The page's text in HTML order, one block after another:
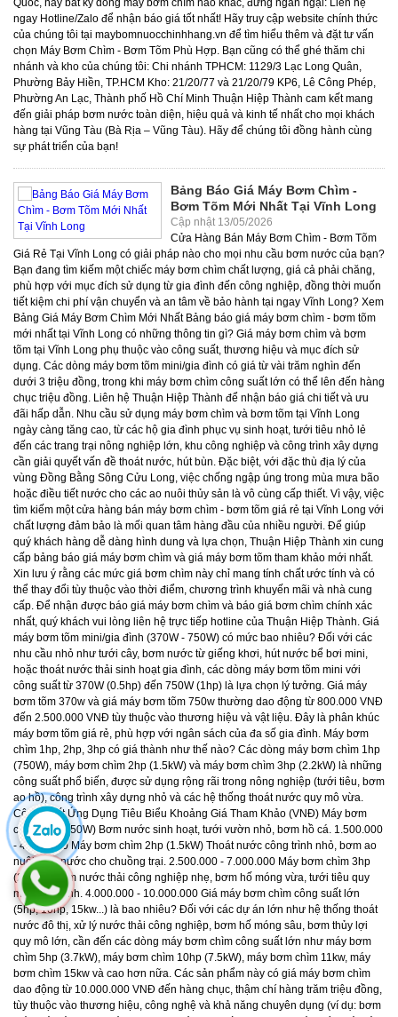
Bảng Báo Giá Máy Bơm Chìm -
Bơm Tõm Mới Nhất Tại Vĩnh Long
Cập nhật 13/05/2026
Cửa Hàng Bán Máy Bơm Chìm - Bơm Tõm Giá Rẻ Tại Vĩnh Long có giải pháp nào cho mọi nhu cầu bơm nước của bạn? Bạn đang tìm kiếm một chiếc máy bơm chìm chất lượng, giá cả phải chăng, phù hợp với mục đích sử dụng từ gia đình đến công nghiệp, đồng thời muốn tiết kiệm chi phí vận chuyển và an tâm về bảo hành tại ngay Vĩnh Long? Xem Bảng Giá Máy Bơm Chìm Mới Nhất Bảng báo giá máy bơm chìm - bơm tõm mới nhất tại Vĩnh Long có những thông tin gì? Giá máy bơm chìm và bơm tõm tại Vĩnh Long phụ thuộc vào công suất, thương hiệu và mục đích sử dụng. Các dòng máy bơm tõm mini/gia đình có giá từ vài trăm nghìn đến dưới 3 triệu đồng, trong khi máy bơm chìm công suất lớn có thể lên đến hàng chục triệu đồng. Liên hệ Thuận Hiệp Thành để nhận báo giá chi tiết và ưu đãi hấp dẫn. Nhu cầu sử dụng máy bơm chìm và bơm tõm tại Vĩnh Long ngày càng tăng cao, từ các hộ gia đình phục vụ sinh hoạt, tưới tiêu nhỏ lẻ đến các trang trại nông nghiệp lớn, khu công nghiệp và công trình xây dựng cần giải quyết vấn đề thoát nước, hút bùn. Đặc biệt, với đặc thù địa lý của vùng Đồng Bằng Sông Cửu Long, việc chống ngập úng trong mùa mưa bão hoặc điều tiết nước cho các ao nuôi thủy sản là vô cùng cấp thiết. Vì vậy, việc tìm kiếm một cửa hàng bán máy bơm chìm - bơm tõm giá rẻ tại Vĩnh Long với chất lượng đảm bảo là mối quan tâm hàng đầu của nhiều người. Để giúp quý khách hàng dễ dàng hình dung và lựa chọn, Thuận Hiệp Thành xin cung cấp bảng báo giá máy bơm chìm và giá máy bơm tõm tham khảo mới nhất. Xin lưu ý rằng các mức giá bơm chìm này chỉ mang tính chất ước tính và có thể thay đổi tùy thuộc vào thời điểm, chương trình khuyến mãi và nhà cung cấp. Để nhận được báo giá máy bơm chìm và báo giá bơm chìm chính xác nhất, quý khách vui lòng liên hệ trực tiếp hotline của Thuận Hiệp Thành. Giá máy bơm tõm mini/gia đình (370W - 750W) có mức bao nhiêu? Đối với các nhu cầu nhỏ như tưới cây, bơm nước từ giếng khơi, hút nước bể bơi mini, hoặc thoát nước thải sinh hoạt gia đình, các dòng máy bơm tõm mini với công suất từ 370W (0.5hp) đến 750W (1hp) là lựa chọn lý tưởng. Giá máy bơm tõm 370w và giá máy bơm tõm 750w thường dao động từ 800.000 VNĐ đến 2.500.000 VNĐ tùy thuộc vào thương hiệu và vật liệu. Đây là phân khúc máy bơm tõm giá rẻ, phù hợp với ngân sách của đa số gia đình. Máy bơm chìm 1hp, 2hp, 3hp có giá thành như thế nào? Các dòng máy bơm chìm 1hp (750W), máy bơm chìm 2hp (1.5kW) và máy bơm chìm 3hp (2.2kW) là những công suất phổ biến, được sử dụng rộng rãi trong nông nghiệp (tưới tiêu, bơm ao hồ), công trình xây dựng nhỏ và các hệ thống thoát nước quy mô vừa. Công Suất Ứng Dụng Tiêu Biểu Khoảng Giá Tham Khảo (VNĐ) Máy bơm chìm 1hp (750W) Bơm nước sinh hoạt, tưới vườn nhỏ, bơm hồ cá. 1.500.000 - 4.000.000 Máy bơm chìm 2hp (1.5kW) Thoát nước công trình nhỏ, bơm ao nuôi, cấp nước cho chuồng trại. 2.500.000 - 7.000.000 Máy bơm chìm 3hp (2.2kW) Bơm nước thải công nghiệp nhẹ, bơm hố móng vừa, tưới tiêu quy mô trung bình. 4.000.000 - 10.000.000 Giá máy bơm chìm công suất lớn (5hp, 10hp, 15kw...) là bao nhiêu? Đối với các dự án lớn như hệ thống thoát nước đô thị, xử lý nước thải công nghiệp, bơm hố móng sâu, bơm thủy lợi quy mô lớn, cần đến các dòng máy bơm chìm công suất lớn như máy bơm chìm 5hp (3.7kW), máy bơm chìm 10hp (7.5kW), máy bơm chìm 11kw, máy bơm chìm 15kw và cao hơn nữa. Các sản phẩm này có giá máy bơm chìm dao động từ 10.000.000 VNĐ đến hàng chục, thậm chí hàng trăm triệu đồng, tùy thuộc vào thương hiệu, công nghệ và khả năng chuyên dụng (ví dụ: bơm chìm hút bùn, bơm chìm lưu lượng lớn). Lưu ý quan trọng: Các mức giá máy bơm chìm trên chỉ mang tính chất tham khảo. Để có giá bơm chìm chính xác và các chương trình ưu đãi đặc biệt dành cho khách hàng tại Vĩnh Long, quý khách vui lòng liên hệ trực tiếp hotline của Thuận Hiệp Thành. Chúng tôi cam kết cung cấp sản phẩm chính hãng với giá máy bơm chìm tốt nhất thị trường. Máy bơm chìm phổ biến trên thị trường được phân loại như thế nào? Máy bơm chìm được phân loại chủ yếu theo nguồn điện (1 pha, 3 pha), mục đích sử dụng (gia đình, công nghiệp, hút bùn, giếng khoan) và đặc điểm cấu tạo (có phao, cánh cắt, Inox). Mỗi loại có ứng dụng riêng biệt, từ bơm thoát nước thải sinh hoạt đến xử lý nước thải công nghiệp nặng. Để lựa chọn được máy bơm chìm loại nào tốt và phù hợp nhất, việc hiểu rõ các phân loại chính trên thị trường là rất quan trọng. Thuận Hiệp Thành sẽ giúp quý khách hàng tại Vĩnh Long nắm bắt các đặc điểm cơ bản của từng loại máy bơm chìm, từ đó đưa ra quyết định mua máy bơm chìm hiệu quả. Bơm tõm gia đình (1 pha - 220V) có những đặc điểm gì nổi bật? Bơm tõm 1 pha hay bơm chìm 220v là dòng máy phổ biến nhất cho các hộ gia đình và nhu cầu sử dụng nhỏ lẻ. Chúng thường có công suất từ 0.5hp đến 2hp (máy bơm tõm 370w, máy bơm tõm 750w, máy bơm tõm 1.5kw). Ứng dụng thực tế: Dùng để tưới cây, hút nước từ bể ngầm, hồ chứa, bơm thoát nước tầng hầm bị ngập, bơm nước sạch cho sinh hoạt, hoặc bơm nước cho các ao nuôi cá cảnh nhỏ. Một số dòng bơm chìm 220v công suất lớn hơn (ví dụ máy bơm chìm 1 pha công suất lớn lên đến 1.5kW, 2.2kW) có thể dùng để bơm nước thải sinh hoạt cho các khu dân cư nhỏ. Ưu điểm: Dễ lắp đặt, sử dụng nguồn điện dân dụng 220V, giá thành phải chăng (máy bơm tõm giá rẻ), kích thước nhỏ gọn (máy bơm tõm mini). Nhiều mẫu bơm tõm có phao tự động giúp bảo vệ máy khi cạn nước. Máy bơm chìm công nghiệp (3 pha - 380V) được dùng ở đâu tại Vĩnh Long? Các dòng bơm chìm 3 pha hay bơm chìm 380V được thiết kế cho các ứng dụng nặng, liên tục và yêu cầu công suất cao tại các nhà máy, khu công nghiệp, khu chế xuất tại Vĩnh Long. Chúng có dải công suất rộng, từ 3hp (bơm tõm 2.2kw) đến máy bơm chìm 11kw, máy bơm chìm 15kw và thậm chí lớn hơn. Ứng dụng thực tế: Bơm thoát nước thải công nghiệp (bơm chìm nước thải 3 pha), bơm nước làm mát, bơm xử lý hóa chất (với vật liệu đặc biệt), bơm nước cho hệ thống phòng cháy chữa cháy, bơm nước cho các công trình xây dựng lớn, khu đô thị mới. Ưu điểm: Hiệu suất cao, hoạt động bền bỉ, khả năng chịu tải lớn, tuổi thọ cao. Thường được làm từ vật liệu chắc chắn như gang đúc, Inox, đảm bảo độ bền trong môi trường khắc nghiệt. Máy bơm chìm hút bùn và nước thải có đặc điểm gì đặc biệt? Đây là loại máy bơm chìm chuyên dụng, được thiết kế để xử lý các loại chất lỏng có lẫn tạp chất rắn, bùn, rác thải. Chúng thường có cấu tạo đặc biệt với cánh quạt được gia cố hoặc tích hợp tính năng bơm chìm cánh cắt (cắt rác). Ứng dụng thực tế: Bơm chìm hút bùn đặc từ ao hồ, kênh mương, hố ga; bơm chìm nước thải sinh hoạt và công nghiệp; máy bơm chìm hố móng công trình xây dựng để loại bỏ bùn đất, nước mưa; bơm xử lý chất thải trong các nhà máy. Tại Vĩnh Long, các trang trại nuôi trồng thủy sản rất cần loại máy này để hút bùn đáy ao. Ưu điểm: Khả năng xử lý chất rắn vượt trội, chống tắc nghẽn hiệu quả, độ bền cao trong môi trường ăn mòn. Có cả loại bơm chìm nước thải 1 pha và 3 pha. Máy bơm chìm hỏa tiễn (Bơm giếng khoan) được dùng cho mục đích nào? Bơm chìm hỏa tiễn hay bơm chìm giếng khoan là loại máy bơm có hình dáng thon dài, được thiết kế để đặt sâu trong các giếng khoan, giúp hút nước từ mạch nước ngầm và đẩy lên cao. Chúng thường là loại bơm chìm đa tầng cánh để tạo ra cột áp lớn. Ứng dụng thực tế: Cung cấp nước sinh hoạt cho các khu dân cư, biệt thự, nhà vườn không có nguồn nước máy; cấp nước cho nông nghiệp quy mô lớn từ giếng khoan sâu; cấp nước cho các khu công nghiệp, nhà máy. Tại Vĩnh Long, nhiều hộ dân và trang trại sử dụng máy bơm tõm giếng khoan để khai thác nguồn nước ngầm. Ưu điểm: Khả năng đẩy nước lên độ cao lớn, hoạt động êm ái, tiết kiệm không gian, hiệu suất cao. Xem Bảng Giá Máy Bơm Chìm Mới Nhất Top các thương hiệu máy bơm chìm tốt nhất hiện nay là gì? Các thương hiệu máy bơm chìm hàng đầu hiện nay bao gồm Pentax, Ebara (Ý) cho phân khúc cao cấp; Tsurumi (Nhật Bản) chuyên nước thải công nghiệp; APP, NTP, HCP (Đài Loan) chất lượng ổn định, giá tầm trung; và các dòng máy bơm tõm Trung Quốc giá rẻ như Veratti phù hợp ngân sách thấp. Việc lựa chọn thương hiệu uy tín là yếu tố then chốt để đảm bảo chất lượng và độ bền của máy bơm chìm. Dưới đây là các thương hiệu máy bơm chìm tốt nhất hiện nay mà Thuận Hiệp Thành tin tưởng phân phối tại Vĩnh Long. Máy bơm chìm nhập khẩu Ý (Pentax, Ebara) có ưu điểm gì? Các thương hiệu từ Ý như bơm chìm Pentax và bơm chìm Ebara nổi tiếng với chất lượng vượt trội, độ bền cực cao và hiệu suất hoạt động ổn định. Đây là phân khúc cao cấp, được tin dùng cho các dự án đòi hỏi sự tin cậy tuyệt đối. Đặc điểm: Thiết kế chắc chắn, vật liệu cao cấp (thường là gang đúc, bơm chìm Inox 304), công nghệ tiên tiến, tuổi thọ sản phẩm dài. Ứng dụng: Thường được sử dụng trong các hệ thống xử lý nước thải lớn, cấp nước công nghiệp, phòng cháy chữa cháy, bơm thoát nước cho các công trình lớn. Máy bơm chìm Nhật Bản (Tsurumi) chuyên dụng cho mục đích gì? Máy bơm chìm Nhật Bản (Tsurumi) là một trong những thương hiệu hàng đầu thế giới, đặc biệt chuyên dụng cho các ứng dụng xử lý nước thải công nghiệp và công trình xây dựng. Đặc điểm: Độ bền vượt trội, khả năng hoạt động liên tục trong môi trường khắc nghiệt, chống ăn mòn và mài mòn hiệu quả. Bơm chìm Tsurumi thường có thiết kế mạnh mẽ, motor hiệu suất cao. Ứng dụng: Thoát nước thải công nghiệp có lẫn tạp chất rắn lớn, bơm bùn loãng, bơm nước cho các công trường xây dựng, hầm mỏ, hệ thống xử lý nước thải đô thị. Máy bơm chìm Đài Loan (APP, NTP, HCP) có chất lượng và giá cả như thế nào? Các thương hiệu từ Đài Loan như bơm chìm APP, bơm chìm NTP và bơm chìm HCP được đánh giá cao về chất lượng ổn định, độ bền tốt và mức giá tầm trung, phù hợp với nhiều đối tượng khách hàng tại Vĩnh Long. Đặc điểm: Đa dạng mẫu mã, công suất, từ máy bơm chìm gia đình đến công nghiệp. Vật liệu phổ biến là gang, Inox. Nhiều sản phẩm tích hợp phao tự động. Ứng dụng: Bơm thoát nước thải sinh hoạt, công nghiệp nhẹ, bơm tưới tiêu nông nghiệp, bơm nước hồ cá (máy bơm chìm hồ cá), bơm hố móng nhỏ và vừa. Máy bơm tõm Trung Quốc giá rẻ có phải là lựa chọn tối ưu cho n